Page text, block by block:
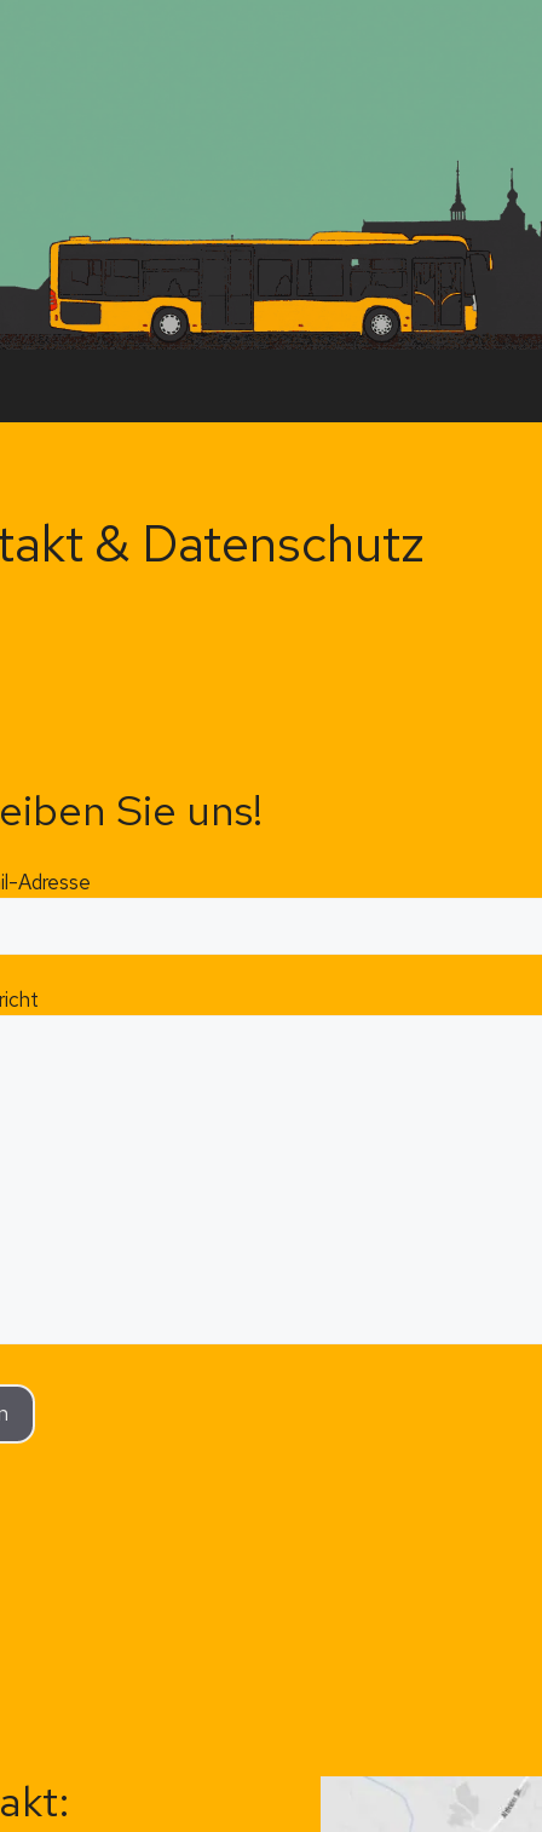
& Datenschutz
Sie uns!
Adresse